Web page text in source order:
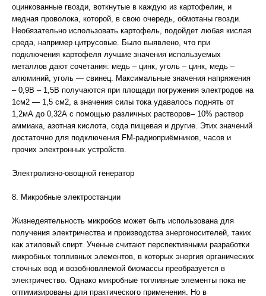
оцинкованные гвозди, воткнутые в каждую из картофелин, и
медная проволока, которой, в свою очередь, обмотаны гвозди.
Необязательно использовать картофель, подойдет любая кислая
среда, например цитрусовые. Было выявлено, что при
подключения картофеля лучшие значения используемых
металлов дают сочетания: медь – цинк, уголь – цинк, медь –
алюминий, уголь — свинец. Максимальные значения напряжения
– 0,9В – 1,5В получаются при площади погружения электродов на
1см2 — 1,5 см2, а значения силы тока удавалось поднять от
1,2мА до 0,32А с помощью различных растворов– 10% раствор
аммиака, азотная кислота, сода пищевая и другие. Этих значений
достаточно для подключения FM-радиоприёмников, часов и
прочих электронных устройств.
Электролизно-овощной генератор
8. Микробные электростанции
Жизнедеятельность микробов может быть использована для
получения электричества и производства энергоносителей, таких
как этиловый спирт. Ученые считают перспективными разработки
микробных топливных элементов, в которых энергия органических
сточных вод и возобновляемой биомассы преобразуется в
электричество. Однако микробные топливные элементы пока не
оптимизированы для практического применения. Но в